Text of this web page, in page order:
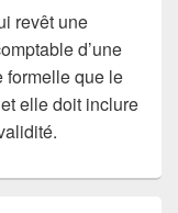
revêt une
d’une
formelle que le
elle doit inclure